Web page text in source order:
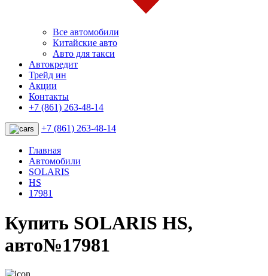
Все автомобили
Китайские авто
Авто для такси
Автокредит
Трейд ин
Акции
Контакты
+7 (861) 263-48-14
+7 (861) 263-48-14
Главная
Автомобили
SOLARIS
HS
17981
Купить SOLARIS HS,
авто№17981